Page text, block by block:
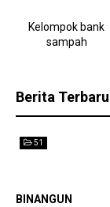
Kelompok bank
sampah
Berita Terbaru
BINANGUN
51